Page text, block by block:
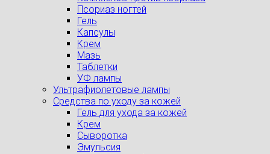
Псориаз ногтей
Гель
Капсулы
Крем
Мазь
Таблетки
УФ лампы
Ультрафиолетовые лампы
Средства по уходу за кожей
Гель для ухода за кожей
Крем
Сыворотка
Эмульсия